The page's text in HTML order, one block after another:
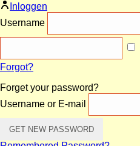
Inloggen
Username
Forgot?
Forget your password?
Username or E-mail